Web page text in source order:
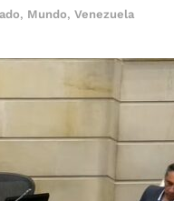
, Mundo,Venezuela